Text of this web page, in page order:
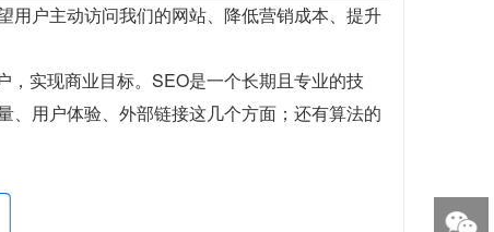
用户主动访问我们的网站、降低营销成本、提升
实现商业目标。SEO是一个长期且专业的技
、用户体验、外部链接这几个方面；还有算法的